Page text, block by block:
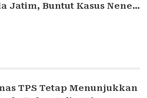
Jatim, Buntut Kasus Nenek
TPS Tetap Menunjukkan